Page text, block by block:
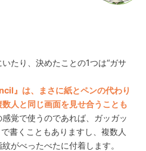
たり、決めたことの1つは“ガサ
』は、まさに紙とペンの代わり
人と同じ画面を見せ合うことも
覚で使うのであれば、ガッガッ
書くこともありますし、複数人
がべったべたに付着します。